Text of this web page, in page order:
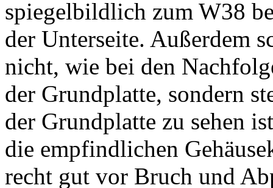
spiegelbildlich zum W38
der Unterseite. Außerdem
nicht, wie bei den
der Grundplatte, sondern
der Grundplatte zu sehen
die empfindlichen
recht gut vor Bruch und